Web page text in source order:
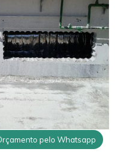
pelo Whatsapp